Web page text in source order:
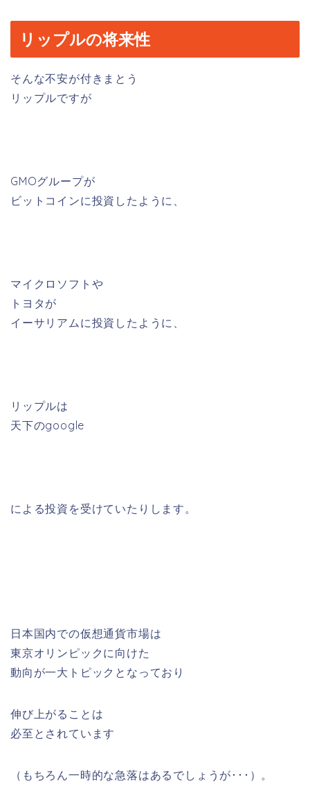
リップルの将来性
そんな不安が付きまとう
リップルですが
GMOグループが
ビットコインに投資したように、
マイクロソフトや
トヨタが
イーサリアムに投資したように、
リップルは
天下のgoogle
による投資を受けていたりします。
日本国内での仮想通貨市場は
東京オリンピックに向けた
動向が一大トピックとなっており
伸び上がることは
必至とされています
（もちろん一時的な急落はあるでしょうが･･･）。